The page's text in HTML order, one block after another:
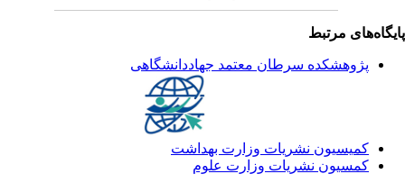
مرتبط
پژوهشکده سرطان معتمد جهاددانشگاهی
کمیسیون نشریات وزارت بهداشت
کمسیون نشریات وزارت علوم